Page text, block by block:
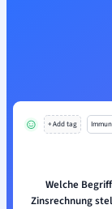
+ Add tag
Welche
Zinsrechnung